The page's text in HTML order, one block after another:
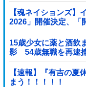
【魂ネイションズ】
2026」開催決定、「
15歳少女に薬と酒飲
影 54歳無職を再逮
【速報】『有吉の夏
まう！！！！！